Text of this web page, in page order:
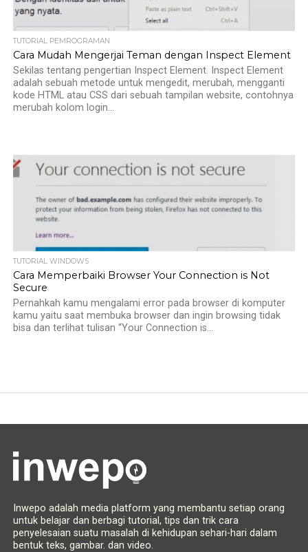
TUTORIAL PEMROGRAMAN
Cara Mudah Mengerjai Teman dengan Inspect Element
Sekilas tentang pengertian Inspect Element. Inspect Element
adalah sebuah metode untuk mengedit, merubah, mengganti
kode HTML atau CSS dari sebuah tampilan website, contohnya
merubah kolom login...
TUTORIAL WINDOWS
Cara Memperbaiki Browser Your Connection is Not
Secure
Pernahkah kamu mengalami error pada browser di komputer
kamu yaitu saat membuka browser dan ingin browsing tidak
bisa dan terlihat tulisan “Your Connection is...
Inwepo adalah media platform yang membantu setiap orang
untuk belajar dan berbagi tutorial, tips dan trik cara
penyelesaian suatu masalah di kehidupan sehari-hari dalam
bentuk teks, gambar. dan video.